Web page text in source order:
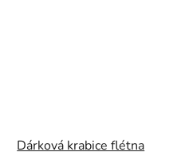
Dárková krabice flétna